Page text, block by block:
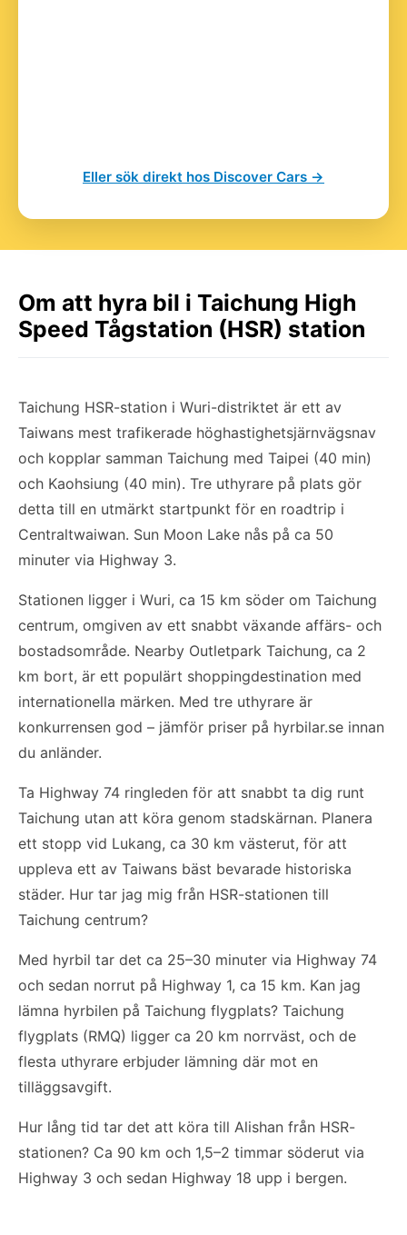
Eller sök direkt hos Discover Cars →
Om att hyra bil i Taichung High
Speed Tågstation (HSR) station
Taichung HSR-station i Wuri-distriktet är ett av
Taiwans mest trafikerade höghastighetsjärnvägsnav
och kopplar samman Taichung med Taipei (40 min)
och Kaohsiung (40 min). Tre uthyrare på plats gör
detta till en utmärkt startpunkt för en roadtrip i
Centraltwaiwan. Sun Moon Lake nås på ca 50
minuter via Highway 3.
Stationen ligger i Wuri, ca 15 km söder om Taichung
centrum, omgiven av ett snabbt växande affärs- och
bostadsområde. Nearby Outletpark Taichung, ca 2
km bort, är ett populärt shoppingdestination med
internationella märken. Med tre uthyrare är
konkurrensen god – jämför priser på hyrbilar.se innan
du anländer.
Ta Highway 74 ringleden för att snabbt ta dig runt
Taichung utan att köra genom stadskärnan. Planera
ett stopp vid Lukang, ca 30 km västerut, för att
uppleva ett av Taiwans bäst bevarade historiska
städer. Hur tar jag mig från HSR-stationen till
Taichung centrum?
Med hyrbil tar det ca 25–30 minuter via Highway 74
och sedan norrut på Highway 1, ca 15 km. Kan jag
lämna hyrbilen på Taichung flygplats? Taichung
flygplats (RMQ) ligger ca 20 km norrväst, och de
flesta uthyrare erbjuder lämning där mot en
tilläggsavgift.
Hur lång tid tar det att köra till Alishan från HSR-
stationen? Ca 90 km och 1,5–2 timmar söderut via
Highway 3 och sedan Highway 18 upp i bergen.